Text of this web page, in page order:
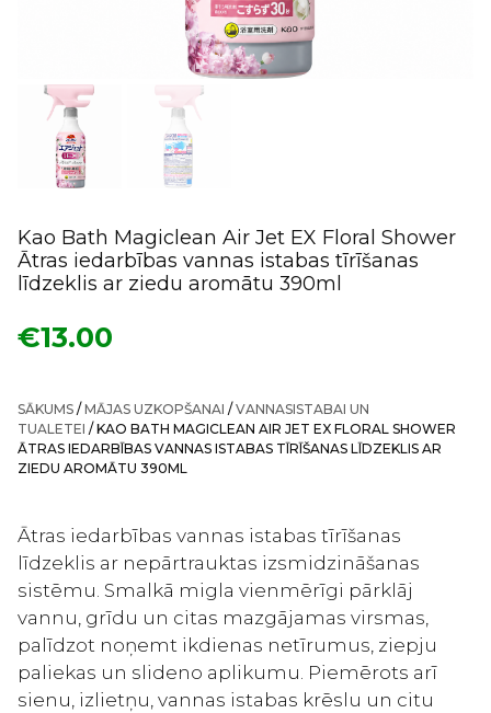
Kao Bath Magiclean Air Jet EX Floral Shower
Ātras iedarbības vannas istabas tīrīšanas
līdzeklis ar ziedu aromātu 390ml
€13.00
SĀKUMS / MĀJAS UZKOPŠANAI / VANNASISTABAI UN
TUALETEI / KAO BATH MAGICLEAN AIR JET EX FLORAL SHOWER
ĀTRAS IEDARBĪBAS VANNAS ISTABAS TĪRĪŠANAS LĪDZEKLIS AR
ZIEDU AROMĀTU 390ML
Ātras iedarbības vannas istabas tīrīšanas
līdzeklis ar nepārtrauktas izsmidzināšanas
sistēmu. Smalkā migla vienmērīgi pārklāj
vannu, grīdu un citas mazgājamas virsmas,
palīdzot noņemt ikdienas netīrumus, ziepju
paliekas un slideno aplikumu. Piemērots arī
sienu, izlietņu, vannas istabas krēslu un citu